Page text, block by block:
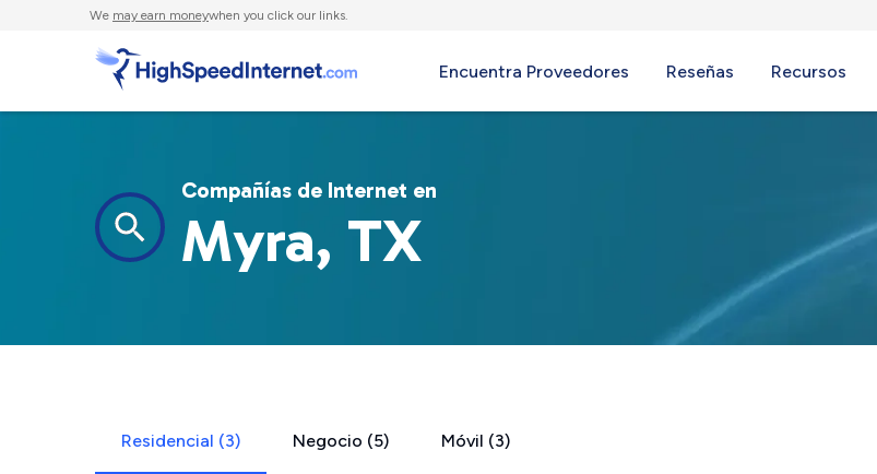
We may earn moneywhen you click our links.
Encuentra Proveedores Reseñas Recursos
Compañías de Internet en
Myra, TX
Residencial (3) Negocio (5) Móvil (3)